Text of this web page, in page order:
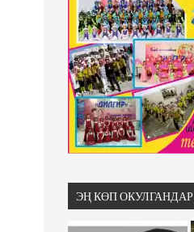
ЭҢ КӨП ОКУЛГАНДАР